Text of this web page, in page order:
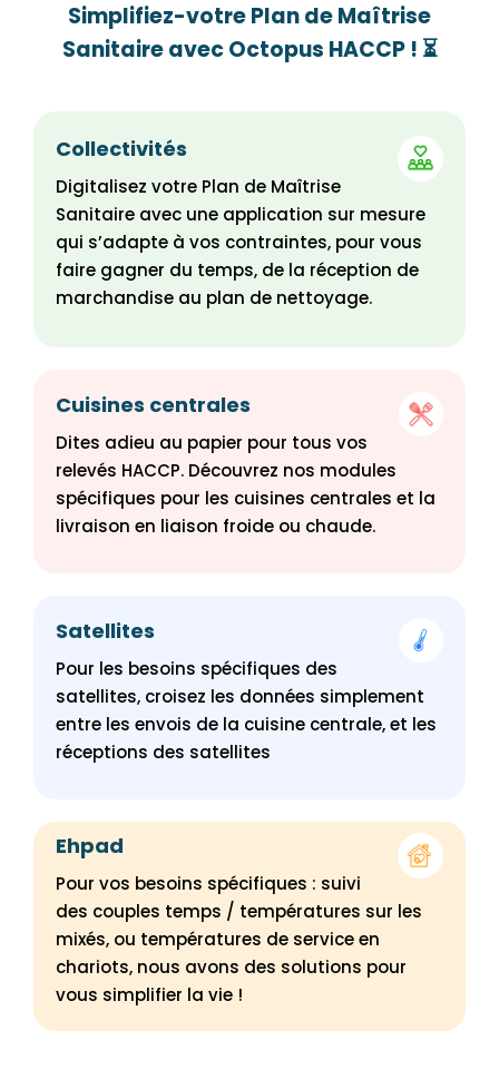
Simplifiez-votre Plan de Maîtrise
Sanitaire avec Octopus HACCP ! ⏳
Collectivités
Digitalisez votre Plan de Maîtrise
Sanitaire avec une application sur mesure
qui s’adapte à vos contraintes, pour vous
faire gagner du temps, de la réception de
marchandise au plan de nettoyage.
Cuisines centrales
Dites adieu au papier pour tous vos
relevés HACCP. Découvrez nos modules
spécifiques pour les cuisines centrales et la
livraison en liaison froide ou chaude.
Satellites
Pour les besoins spécifiques des
satellites, croisez les données simplement
entre les envois de la cuisine centrale, et les
réceptions des satellites
Ehpad
Pour vos besoins spécifiques : suivi
des couples temps / températures sur les
mixés, ou températures de service en
chariots, nous avons des solutions pour
vous simplifier la vie !